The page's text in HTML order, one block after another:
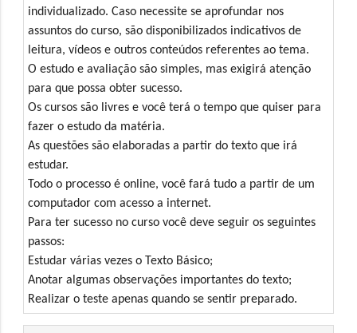
individualizado. Caso necessite se aprofundar nos
assuntos do curso, são disponibilizados indicativos de
leitura, vídeos e outros conteúdos referentes ao tema.
O estudo e avaliação são simples, mas exigirá atenção
para que possa obter sucesso.
Os cursos são livres e você terá o tempo que quiser para
fazer o estudo da matéria.
As questões são elaboradas a partir do texto que irá
estudar.
Todo o processo é online, você fará tudo a partir de um
computador com acesso a internet.
Para ter sucesso no curso você deve seguir os seguintes
passos:
Estudar várias vezes o Texto Básico;
Anotar algumas observações importantes do texto;
Realizar o teste apenas quando se sentir preparado.